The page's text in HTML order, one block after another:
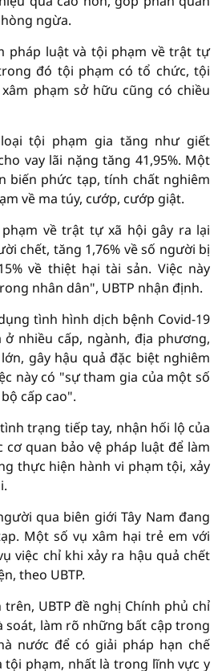
ngừa.
pháp luật và tội phạm về trật tự
đó tội phạm có tổ chức, tội
phạm sở hữu cũng có chiều
tội phạm gia tăng như giết
vay lãi nặng tăng 41,95%. Một
biến phức tạp, tính chất nghiêm
về ma túy, cướp, cướp giật.
về trật tự xã hội gây ra lại
chết, tăng 1,76% về số người bị
về thiệt hại tài sản. Việc này
nhân dân", UBTP nhận định.
tình hình dịch bệnh Covid-19
nhiều cấp, ngành, địa phương,
gây hậu quả đặc biệt nghiêm
này có "sự tham gia của một số
cấp cao".
trạng tiếp tay, nhận hối lộ của
quan bảo vệ pháp luật để làm
thực hiện hành vi phạm tội, xảy
qua biên giới Tây Nam đang
Một số vụ xâm hại trẻ em với
việc chỉ khi xảy ra hậu quả chết
theo UBTP.
UBTP đề nghị Chính phủ chỉ
soát, làm rõ những bất cập trong
nước để có giải pháp hạn chế
tội phạm, nhất là trong lĩnh vực y